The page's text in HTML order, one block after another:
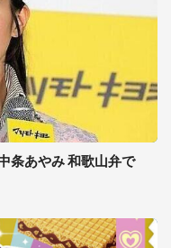
条あやみ 和歌山弁で